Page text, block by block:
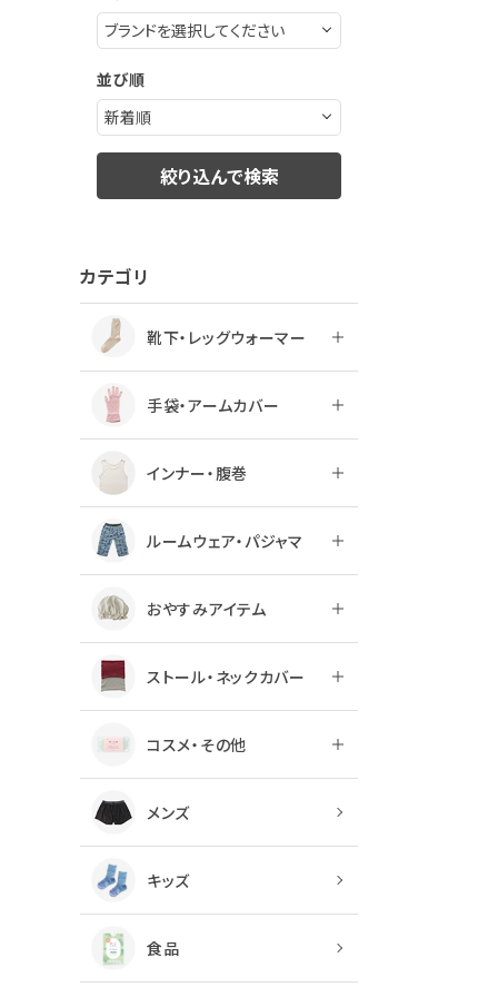
並び順
絞り込んで検索
カテゴリ
靴下・レッグウォーマー
手袋・アームカバー
インナー・腹巻
ルームウェア・パジャマ
おやすみアイテム
ストール・ネックカバー
コスメ・その他
メンズ
キッズ
食品